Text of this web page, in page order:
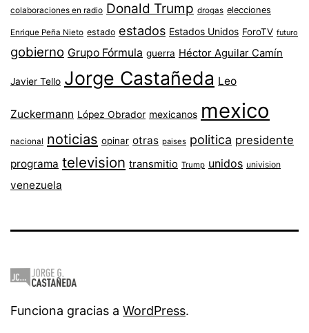
colaboraciones en radio Donald Trump drogas elecciones
Enrique Peña Nieto estado estados Estados Unidos ForoTV futuro
gobierno Grupo Fórmula guerra Héctor Aguilar Camín
Javier Tello Jorge Castañeda Leo
Zuckermann López Obrador mexicanos mexico
nacional noticias opinar otras paises politica presidente
programa television transmitio Trump unidos univision
venezuela
Funciona gracias a WordPress.